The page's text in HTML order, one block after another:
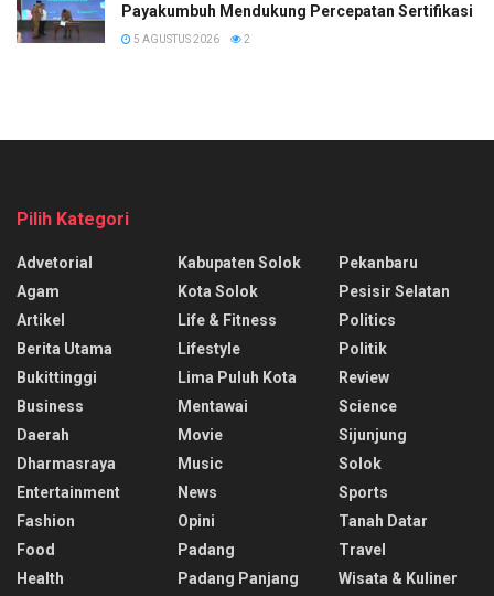
Payakumbuh Mendukung Percepatan Sertifikasi
5 AGUSTUS 2026 2
Pilih Kategori
Advetorial
Agam
Artikel
Berita Utama
Bukittinggi
Business
Daerah
Dharmasraya
Entertainment
Fashion
Food
Health
Kabupaten Solok
Kota Solok
Life & Fitness
Lifestyle
Lima Puluh Kota
Mentawai
Movie
Music
News
Opini
Padang
Padang Panjang
Pekanbaru
Pesisir Selatan
Politics
Politik
Review
Science
Sijunjung
Solok
Sports
Tanah Datar
Travel
Wisata & Kuliner